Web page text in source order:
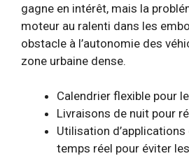
gagne en intérêt, mais la
moteur au ralenti dans les
obstacle à l’autonomie des
zone urbaine dense.
Calendrier flexible pour
Livraisons de nuit pour
Utilisation
temps réel pour éviter